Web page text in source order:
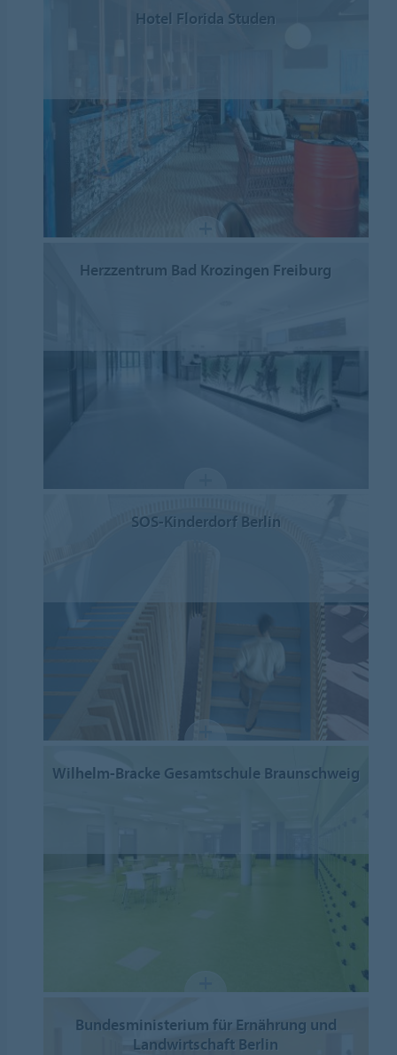
Hotel Florida Studen
Herzzentrum Bad Krozingen Freiburg
SOS-Kinderdorf Berlin
Wilhelm-Bracke Gesamtschule Braunschweig
Bundesministerium für Ernährung und
Landwirtschaft Berlin